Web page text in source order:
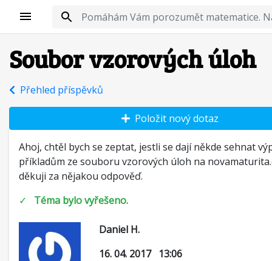
Soubor vzorových úloh
Přehled příspěvků
Ahoj, chtěl bych se zeptat, jestli se dají někde sehnat
příkladům ze souboru vzorových úloh na
děkuji za nějakou odpověď.
✓ Téma bylo vyřešeno.
Daniel H.
16. 04. 2017 13:06
Položit nový dotaz